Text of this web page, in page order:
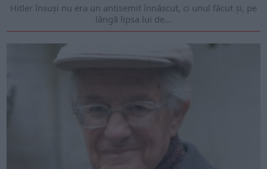
Hitler însuși nu era un antisemit înnăscut, ci unul făcut și, pe
lângă lipsa lui de...